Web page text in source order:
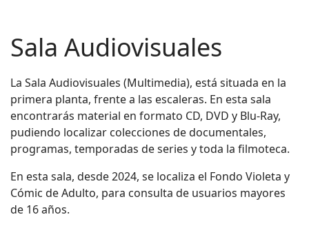
Sala Audiovisuales
La Sala Audiovisuales (Multimedia), está situada en la
primera planta, frente a las escaleras. En esta sala
encontrarás material en formato CD, DVD y Blu-Ray,
pudiendo localizar colecciones de documentales,
programas, temporadas de series y toda la filmoteca.
En esta sala, desde 2024, se localiza el Fondo Violeta y
Cómic de Adulto, para consulta de usuarios mayores
de 16 años.